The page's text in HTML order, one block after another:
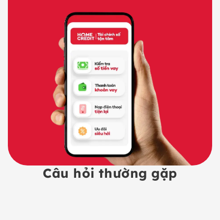
Câu hỏi thường gặp